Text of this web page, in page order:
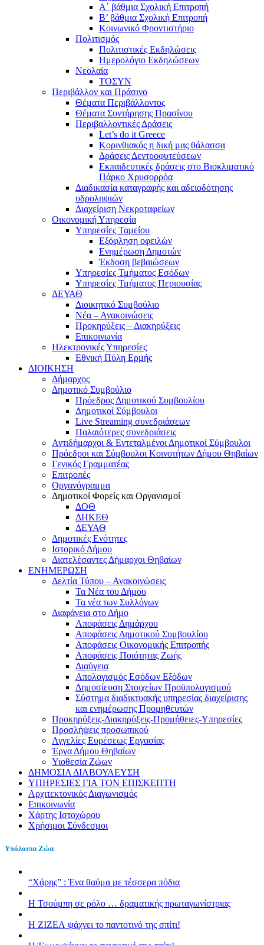
Α΄ βάθμια Σχολική Επιτροπή
B’ βάθμια Σχολική Επιτροπή
Κοινωνικό Φροντιστήριο
Πολιτισμός
Πολιτιστικές Εκδηλώσεις
Ημερολόγιο Εκδηλώσεων
Νεολαία
ΤΟΣΥΝ
Περιβάλλον και Πράσινο
Θέματα Περιβάλλοντος
Θέματα Συντήρησης Πρασίνου
Περιβαλλοντικές Δράσεις
Let’s do it Greece
Kορινθιακός η δική μας θάλασσα
Δράσεις Δεντροφυτεύσεων
Εκπαιδευτικές δράσεις στο Βιοκλιματικό
Πάρκο Χρυσορρόα
Διαδικασία καταγραφής και αδειοδότησης
υδροληψιών
Διαχείριση Νεκροταφείων
Οικονομική Υπηρεσία
Υπηρεσίες Ταμείου
Εξόφληση οφειλών
Ενημέρωση Δημοτών
Έκδοση βεβαιώσεων
Υπηρεσίες Τμήματος Εσόδων
Υπηρεσίες Τμήματος Περιουσίας
ΔΕΥΑΘ
Διοικητικό Συμβούλιο
Νέα – Ανακοινώσεις
Προκηρύξεις – Διακηρύξεις
Επικοινωνία
Ηλεκτρονικές Υπηρεσίες
Εθνική Πύλη Ερμής
ΔΙΟΙΚΗΣΗ
Δήμαρχος
Δημοτικό Συμβούλιο
Πρόεδρος Δημοτικού Συμβουλίου
Δημοτικοί Σύμβουλοι
Live Streaming συνεδριάσεων
Παλαιότερες συνεδριάσεις
Αντιδήμαρχοι & Εντεταλμένοι Δημοτικοί Σύμβουλοι
Πρόεδροι και Σύμβουλοι Κοινοτήτων Δήμου Θηβαίων
Γενικός Γραμματέας
Επιτροπές
Οργανόγραμμα
Δημοτικοί Φορείς και Οργανισμοί
ΔΟΘ
ΔΗΚΕΘ
ΔΕΥΑΘ
Δημοτικές Ενότητες
Ιστορικό Δήμου
Διατελέσαντες Δήμαρχοι Θηβαίων
ΕΝΗΜΕΡΩΣΗ
Δελτία Τύπου – Ανακοινώσεις
Τα Νέα του Δήμου
Τα νέα των Συλλόγων
Διαφάνεια στο Δήμο
Αποφάσεις Δημάρχου
Αποφάσεις Δημοτικού Συμβουλίου
Αποφάσεις Οικονομικής Επιτροπής
Αποφάσεις Ποιότητας Ζωής
Διαύγεια
Απολογισμός Εσόδων Εξόδων
Δημοσίευση Στοιχείων Προϋπολογισμού
Σύστημα διαδικτυακής υπηρεσίας διαχείρισης
και ενημέρωσης Προμηθευτών
Προκηρύξεις-Διακηρύξεις-Προμήθειες-Υπηρεσίες
Προσλήψεις προσωπικού
Αγγελίες Ευρέσεως Εργασίας
Έργα Δήμου Θηβαίων
Υιοθεσία Ζώων
ΔΗΜΟΣΙΑ ΔΙΑΒΟΥΛΕΥΣΗ
ΥΠΗΡΕΣΙΕΣ ΓΙΑ ΤΟΝ ΕΠΙΣΚΕΠΤΗ
Αρχιτεκτονικός Διαγωνισμός
Επικοινωνία
Χάρτης Ιστοχώρου
Χρήσιμοι Σύνδεσμοι
Υπόλοιπα Ζώα
“Χάρης” : Ένα θαύμα με τέσσερα πόδια
H Τσούμπη σε ρόλο … δραματικής πρωταγωνίστριας
Η ΖΙΖΕΛ ψάχνει το παντοτινό της σπίτι!